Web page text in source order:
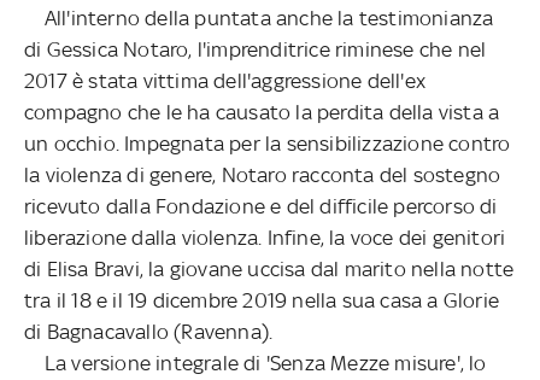
All'interno della puntata anche la testimonianza
di Gessica Notaro, l'imprenditrice riminese che nel
2017 è stata vittima dell'aggressione dell'ex
compagno che le ha causato la perdita della vista a
un occhio. Impegnata per la sensibilizzazione contro
la violenza di genere, Notaro racconta del sostegno
ricevuto dalla Fondazione e del difficile percorso di
liberazione dalla violenza. Infine, la voce dei genitori
di Elisa Bravi, la giovane uccisa dal marito nella notte
tra il 18 e il 19 dicembre 2019 nella sua casa a Glorie
di Bagnacavallo (Ravenna).
La versione integrale di 'Senza Mezze misure', lo